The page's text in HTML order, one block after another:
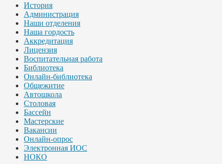
История
Администрация
Наши отделения
Наша гордость
Аккредитация
Лицензия
Воспитательная работа
Библиотека
Онлайн-библиотека
Общежитие
Автошкола
Столовая
Бассейн
Мастерские
Вакансии
Онлайн-опрос
Электронная ИОС
НОКО